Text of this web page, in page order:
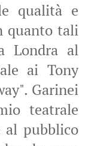
qualità e
quanto tali
Londra al
ai Tony
Garinei
teatrale
al pubblico